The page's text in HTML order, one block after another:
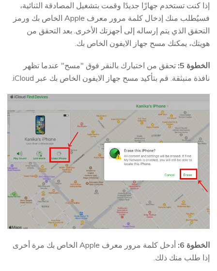
إذا كنت تستخدم جهازًا جديدًا وقمت بتشغيل المصادقة الثنائية،
فسيُطلب منك إدخال كلمة مرور معرف Apple الخاص بك ورمز
التحقق الذي يتم إرساله إلى أجهزتك الأخرى. بعد التحقق من
هويتك، يمكنك مسح جهاز الايفون الخاص بك.
الخطوة 5:
تحقق من اختيارك بالنقر فوق "مسح" عندما تظهر
نافذة منبثقة. قم بتأكيد مسح جهاز الايفون الخاص بك عبر iCloud.
الخطوة 6:
أدخل كلمة مرور معرف Apple الخاص بك مرة أخرى
إذا طلب منك ذلك.